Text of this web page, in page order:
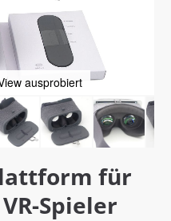
ausprobiert
für
Spieler